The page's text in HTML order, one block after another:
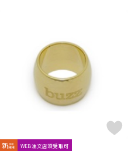
楽器アクセサリ
ヴィンテージ
新品 WEB注文店頭受取可